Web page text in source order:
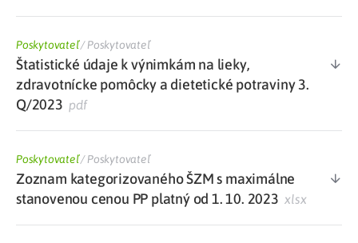
Poskytovateľ/Poskytovateľ
Štatistické údaje k výnimkám na lieky,
zdravotnícke pomôcky a dietetické potraviny 3.
Q/2023 pdf
Poskytovateľ/Poskytovateľ
Zoznam kategorizovaného ŠZM s maximálne
stanovenou cenou PP platný od 1. 10. 2023 xlsx